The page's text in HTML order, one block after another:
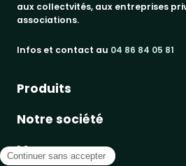
aux collectvités, aux entreprises
associations.
Infos et contact au 04 86 84 05 81
Produits
bancs publics
corbeilles de ville & propreté
Notre société
a propos
Marques